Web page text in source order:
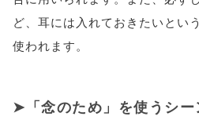
ど、耳には入れておきたいとい
使われます。
「念のため」を使うシ